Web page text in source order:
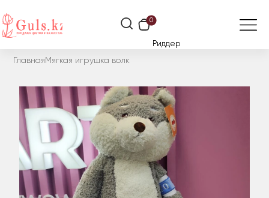
0
Риддер
Главная Мягкая игрушка волк